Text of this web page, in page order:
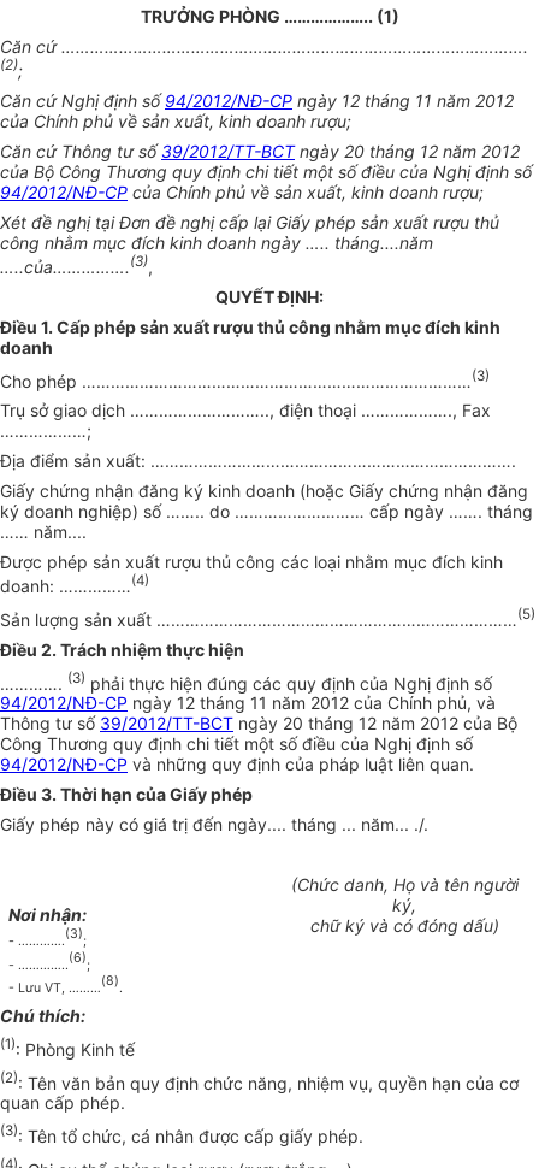
TRƯỞNG PHÒNG ……………….. (1)
Căn cứ…………………………………………………………………………………….
(2);
Căn cứ Nghị định số94/2012/NĐ-CP ngày 12 tháng 11 năm 2012
của Chính phủ về sản xuất, kinh doanh rượu;
Căn cứ Thông tư số39/2012/TT-BCTngày 20 tháng 12 năm 2012
của Bộ Công Thương quy định chi tiết một số điều của Nghị định số
94/2012/NĐ-CP của Chính phủ về sản xuất, kinh doanh rượu;
Xét đề nghị tại Đơn đề nghị cấp lại Giấy phép sản xuất rượu thủ
công nhằm mục đích kinh doanh ngày ….. tháng....năm
…..của……………. (3),
QUYẾT ĐỊNH:
Điều 1. Cấp phép sản xuất rượu thủ công nhằm mục đích kinh
doanh
Cho phép
(3)
Trụ sở giao dịch ……………………….., điện thoại ………………., Fax
………………;
Địa điểm sản xuất: ………………………………………………………………….
Giấy chứng nhận đăng ký kinh doanh (hoặc Giấy chứng nhận đăng
ký doanh nghiệp) số …….. do ……………………… cấp ngày ……. tháng
…… năm....
Được phép sản xuất rượu thủ công các loại nhằm mục đích kinh
doanh: ……………(4)
Sản lượng sản xuất …………………………………………………………………(5)
Điều 2. Trách nhiệm thực hiện
(3) phải thực hiện đúng các quy định của Nghị định số
94/2012/NĐ-CP ngày 12 tháng 11 năm 2012 của Chính phủ, và
Thông tư số 39/2012/TT-BCT ngày 20 tháng 12 năm 2012 của Bộ
Công Thương quy định chi tiết một số điều của Nghị định số
94/2012/NĐ-CP và những quy định của pháp luật liên quan.
Điều 3. Thời hạn của Giấy phép
Giấy phép này có giá trị đến ngày.... tháng ... năm... ./.
Nơi nhận:
- ………….(3);
- …………..(6);
- Lưu VT, ………(8).
(Chức danh, Họ và tên người
ký,
chữ ký và có đóng dấu)
Chúthích:
(1): Phòng Kinh tế
(2): Tên văn bản quy định chức năng, nhiệm vụ, quyền hạn của cơ
quan cấp phép.
(3): Tên tổ chức, cá nhân được cấp giấy phép.
(4)